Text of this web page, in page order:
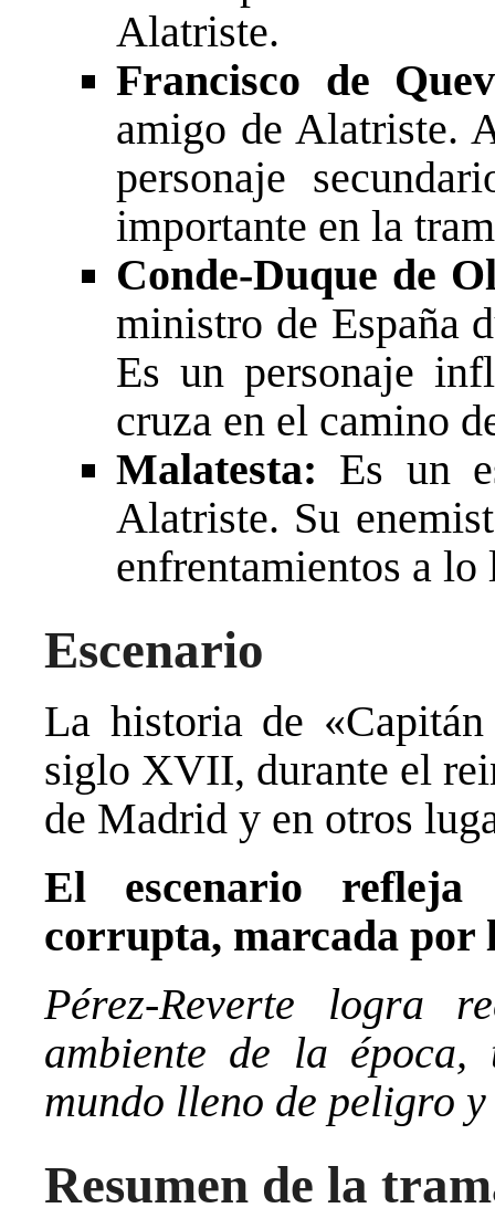
Alatriste.
Francisco de
amigo de Alatriste.
personaje
importante en la
Conde-Duque de
ministro de España
Es un personaje
cruza en el camino
Malatesta: Es un
Alatriste. Su
enfrentamientos a
Escenario
La historia de
siglo XVII, durante el
de Madrid y en otros
El escenario refleja
corrupta, marcada
Pérez-Reverte logra
ambiente de la
mundo lleno de peligro
Resumen de la